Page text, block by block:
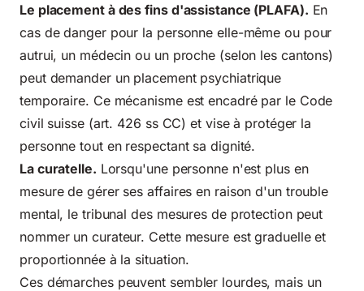
Le placement à des fins d'assistance (PLAFA). En
cas de danger pour la personne elle-même ou pour
autrui, un médecin ou un proche (selon les cantons)
peut demander un placement psychiatrique
temporaire. Ce mécanisme est encadré par le Code
civil suisse (art. 426 ss CC) et vise à protéger la
personne tout en respectant sa dignité.
La curatelle. Lorsqu'une personne n'est plus en
mesure de gérer ses affaires en raison d'un trouble
mental, le tribunal des mesures de protection peut
nommer un curateur. Cette mesure est graduelle et
proportionnée à la situation.
Ces démarches peuvent sembler lourdes, mais un